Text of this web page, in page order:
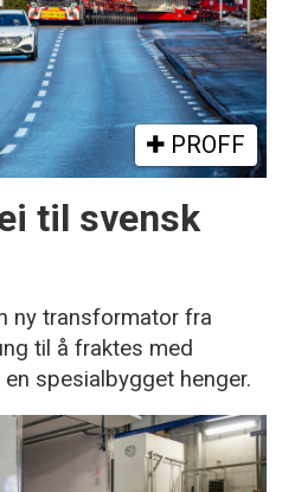
PROFF
til svensk
ny transformator fra
til å fraktes med
spesialbygget henger.